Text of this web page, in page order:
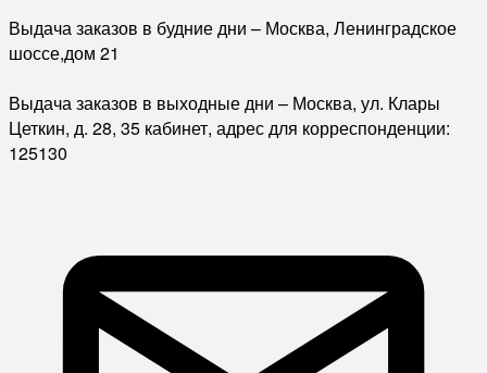
Выдача заказов в будние дни – Москва, Ленинградское
шоссе,дом 21
Выдача заказов в выходные дни – Москва, ул. Клары
Цеткин, д. 28, 35 кабинет, адрес для корреспонденции:
125130